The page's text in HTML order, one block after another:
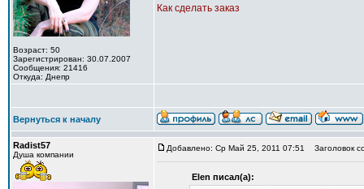
Возраст: 50
Зарегистрирован: 30.07.2007
Сообщения: 21416
Откуда: Днепр
Как сделать заказ
Вернуться к началу
Radist57
Душа компании
Добавлено: Ср Май 25, 2011 07:51 Заголовок
Elen писал(а):